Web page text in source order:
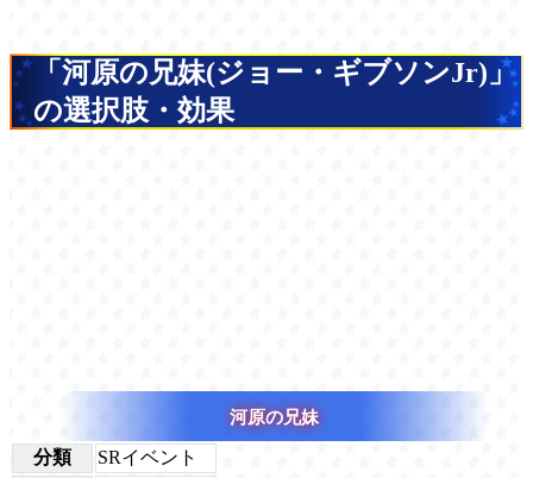
「河原の兄妹(ジョー・ギブソンJr)」
の選択肢・効果
河原の兄妹
分類
SRイベント